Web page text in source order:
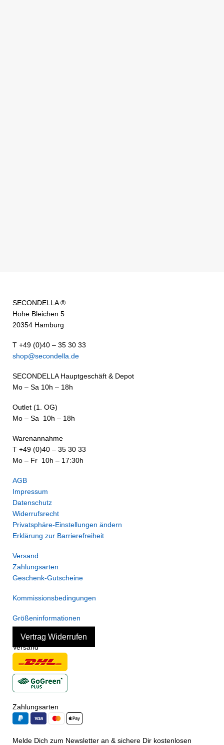
SECONDELLA ®
Hohe Bleichen 5
20354 Hamburg
T +49 (0)40 – 35 30 33
shop@secondella.de
SECONDELLA Hauptgeschäft & Depot
Mo – Sa 10h – 18h
Outlet (1. OG)
Mo – Sa 10h – 18h
Warenannahme
T +49 (0)40 – 35 30 33
Mo – Fr 10h – 17:30h
AGB
Impressum
Datenschutz
Widerrufsrecht
Privatsphäre-Einstellungen ändern
Erklärung zur Barrierefreiheit
Versand
Zahlungsarten
Geschenk-Gutscheine
Kommissionsbedingungen
Größeninformationen
Vertrag Widerrufen
Versand
Zahlungsarten
Melde Dich zum Newsletter an & sichere Dir kostenlosen